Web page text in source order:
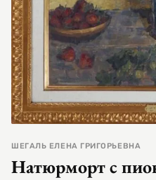
ШЕГАЛЬ ЕЛЕНА ГРИГОРЬЕВНА
Натюрморт с